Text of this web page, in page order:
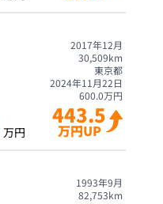
2017年12月
30,509km
東京都
2024年11月22日
600.0万円
万円
443.5
万円UP
1993年9月
82,753km